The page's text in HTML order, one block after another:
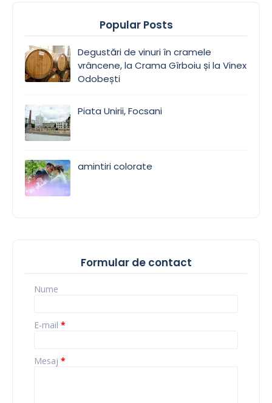
Popular Posts
Degustări de vinuri în cramele
vrâncene, la Crama Gîrboiu și la Vinex
Odobești
Piata Unirii, Focsani
amintiri colorate
Formular de contact
Nume
E-mail *
Mesaj *